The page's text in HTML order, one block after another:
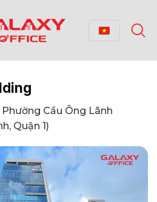
Cầu Ông Lãnh
Quận 1)